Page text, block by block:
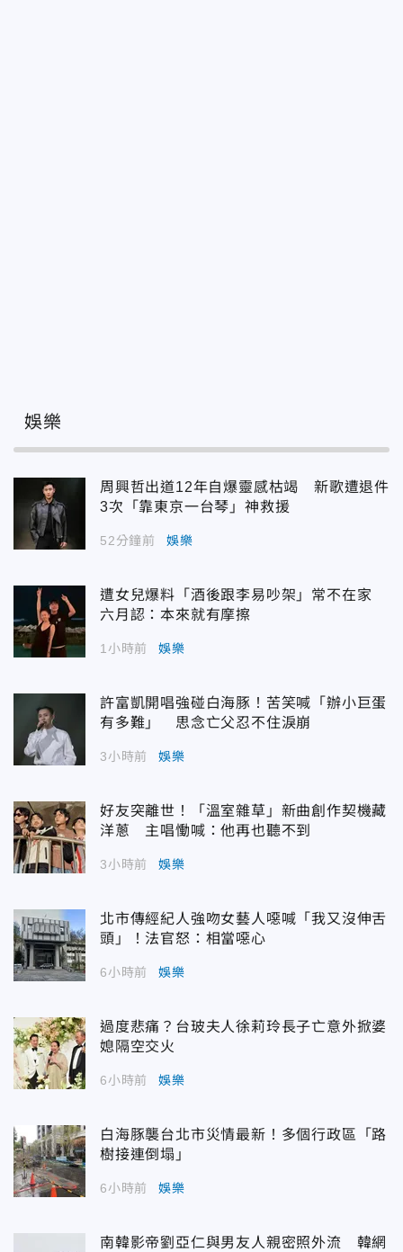
娛樂
周興哲出道12年自爆靈感枯竭 新歌遭退件
3次「靠東京一台琴」神救援
52分鐘前 娛樂
遭女兒爆料「酒後跟李易吵架」常不在家
六月認：本來就有摩擦
1小時前 娛樂
許富凱開唱強碰白海豚！苦笑喊「辦小巨蛋
有多難」 思念亡父忍不住淚崩
3小時前 娛樂
好友突離世！「溫室雜草」新曲創作契機藏
洋蔥 主唱慟喊：他再也聽不到
3小時前 娛樂
北市傳經紀人強吻女藝人噁喊「我又沒伸舌
頭」！法官怒：相當噁心
6小時前 娛樂
過度悲痛？台玻夫人徐莉玲長子亡意外掀婆
媳隔空交火
6小時前 娛樂
白海豚襲台北市災情最新！多個行政區「路
樹接連倒塌」
6小時前 娛樂
南韓影帝劉亞仁與男友人親密照外流 韓網